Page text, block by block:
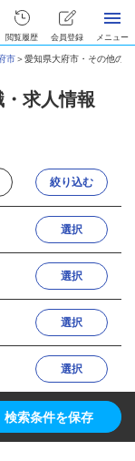
閲覧履歴 会員登録 メニュー
市＞愛知県大府市・その他の
求人情報
絞り込む
選択
選択
選択
選択
検索条件を保存